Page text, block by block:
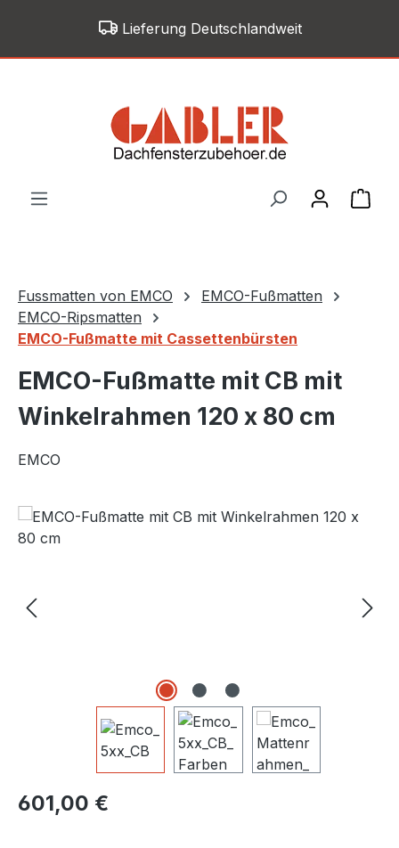
Zum Hauptinhalt springenLieferung Deutschlandweit
Fussmatten von EMCO
EMCO-Fußmatten
EMCO-Ripsmatten
EMCO-Fußmatte mit Cassettenbürsten
EMCO-Fußmatte mit CB mit
Winkelrahmen 120 x 80 cm
EMCO
Bildergalerie überspringen
Regulärer Preis:
601,00 €